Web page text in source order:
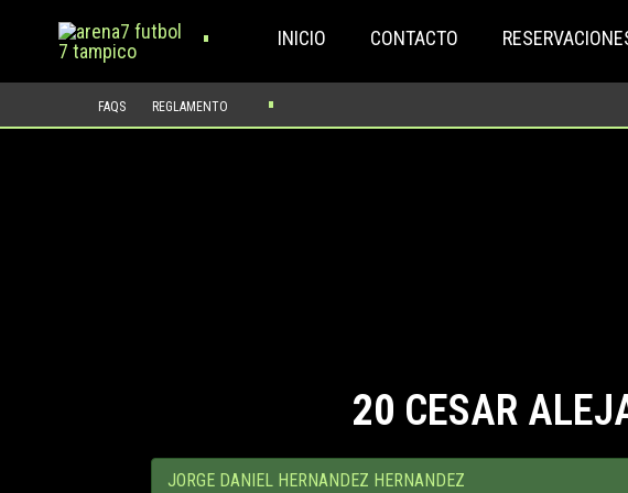
contenido
INICIO CONTACTO
FAQS REGLAMENTO
20 CESAR